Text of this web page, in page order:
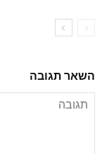
השאר תגובה